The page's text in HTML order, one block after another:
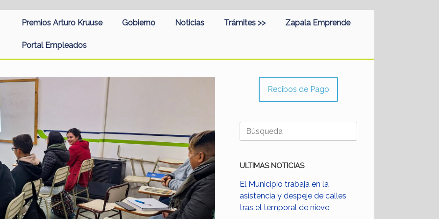
Premios Arturo Kruuse Gobierno Noticias Trámites >> Zapala Emprende
Portal Empleados
Recibos de Pago
Buscar:
ULTIMAS NOTICIAS
El Municipio trabaja en la
asistencia y despeje de calles
tras el temporal de nieve